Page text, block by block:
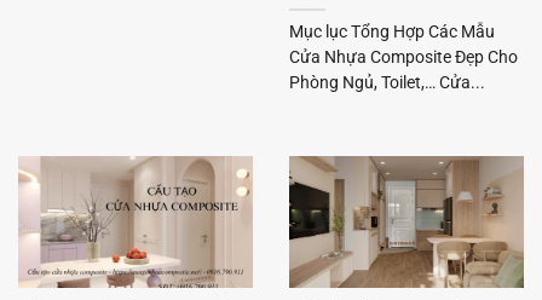
Mục lục Tổng Hợp Các Mẫu
Cửa Nhựa Composite Đẹp Cho
Phòng Ngủ, Toilet,… Cửa...